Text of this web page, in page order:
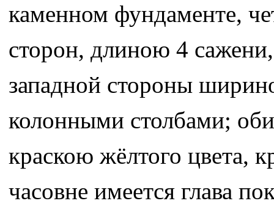
каменном фундаменте,
сторон, длиною 4
западной стороны
колонными столбами;
краскою жёлтого цвета,
часовне имеется глава